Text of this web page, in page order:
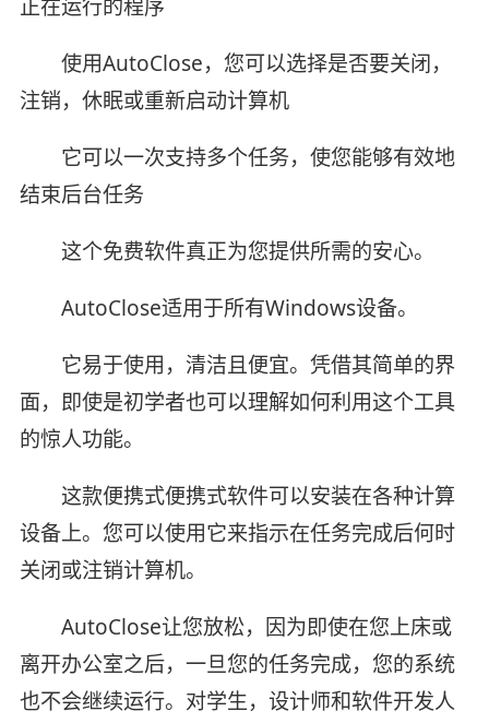
正在运行的程序
使用AutoClose，您可以选择是否要关闭，
注销，休眠或重新启动计算机
它可以一次支持多个任务，使您能够有效地
结束后台任务
这个免费软件真正为您提供所需的安心。
AutoClose适用于所有Windows设备。
它易于使用，清洁且便宜。凭借其简单的界
面，即使是初学者也可以理解如何利用这个工具
的惊人功能。
这款便携式便携式软件可以安装在各种计算
设备上。您可以使用它来指示在任务完成后何时
关闭或注销计算机。
AutoClose让您放松，因为即使在您上床或
离开办公室之后，一旦您的任务完成，您的系统
也不会继续运行。对学生，设计师和软件开发人